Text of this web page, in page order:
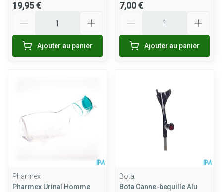
19,95 €
Ajouter au panier
7,00 €
Ajouter au panier
Pharmex
Pharmex Urinal Homme
Bota
Bota Canne-bequille Alu